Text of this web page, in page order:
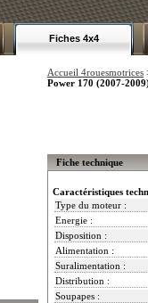
Fiches 4x4
Accueil 4rouesmotrices
Power 170 (2007-
Fiche technique
Caractéristiques
Type du moteur :
Energie :
Disposition :
Alimentation :
Suralimentation :
Distribution :
Soupapes :